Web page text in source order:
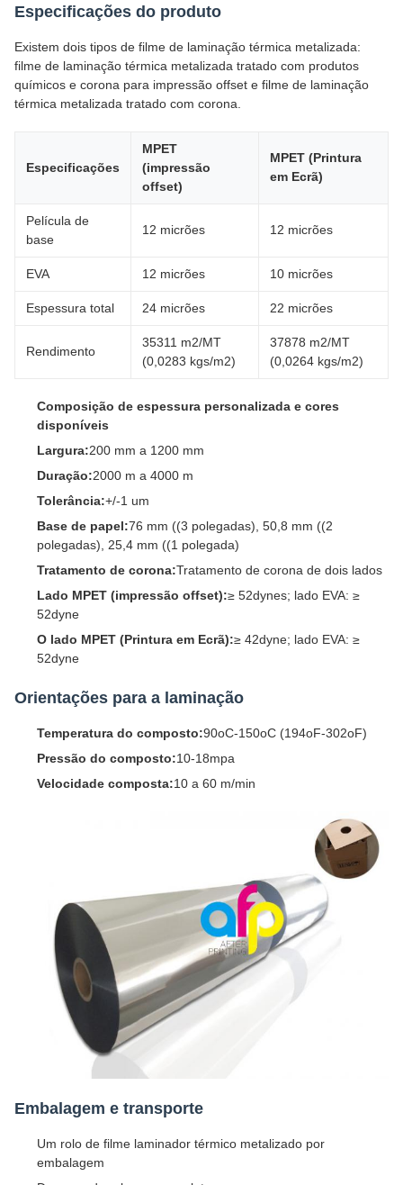
Especificações do produto
Existem dois tipos de filme de laminação térmica metalizada:
filme de laminação térmica metalizada tratado com produtos
químicos e corona para impressão offset e filme de laminação
térmica metalizada tratado com corona.
Especificações
MPET
(impressão
offset)
MPET (Printura
em Ecrã)
Película de
base
12 micrões 12 micrões
EVA 12 micrões 10 micrões
Espessura total 24 micrões 22 micrões
Rendimento
35311 m2/MT
(0,0283 kgs/m2)
37878 m2/MT
(0,0264 kgs/m2)
Composição de espessura personalizada e cores
disponíveis
Largura:200 mm a 1200 mm
Duração:2000 m a 4000 m
Tolerância:+/-1 um
Base de papel:76 mm ((3 polegadas), 50,8 mm ((2
polegadas), 25,4 mm ((1 polegada)
Tratamento de corona:Tratamento de corona de dois lados
Lado MPET (impressão offset):≥ 52dynes; lado EVA: ≥
52dyne
O lado MPET (Printura em Ecrã):≥ 42dyne; lado EVA: ≥
52dyne
Orientações para a laminação
Temperatura do composto:90oC-150oC (194oF-302oF)
Pressão do composto:10-18mpa
Velocidade composta:10 a 60 m/min
Embalagem e transporte
Um rolo de filme laminador térmico metalizado por
embalagem